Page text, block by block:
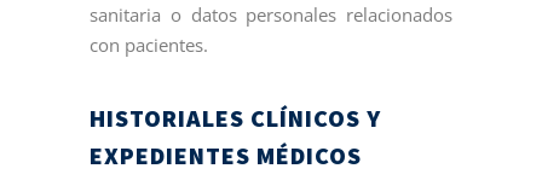
sanitaria o datos personales relacionados
con pacientes.
HISTORIALES CLÍNICOS Y
EXPEDIENTES MÉDICOS